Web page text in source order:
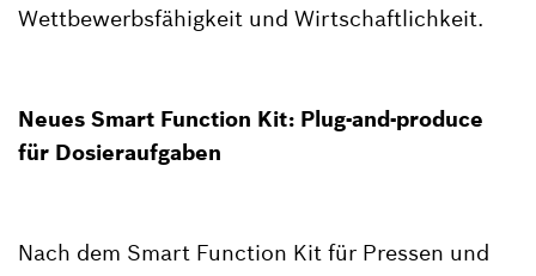
Wettbewerbsfähigkeit und Wirtschaftlichkeit.
Neues Smart Function Kit: Plug-and-produce
für Dosieraufgaben
Nach dem Smart Function Kit für Pressen und